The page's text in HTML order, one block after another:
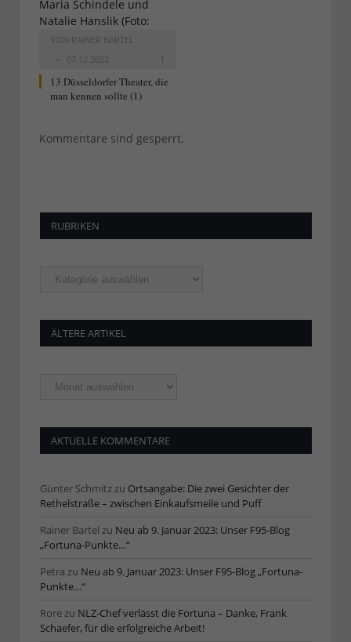
VON RAINER BARTEL
07.12.2022
1
13 Düsseldorfer Theater, die
man kennen sollte (1)
Kommentare sind gesperrt.
RUBRIKEN
Rubriken
ÄLTERE ARTIKEL
Ältere
Artikel
AKTUELLE KOMMENTARE
Günter Schmitzzu Ortsangabe: Die zwei Gesichter der
Rethelstraße – zwischen Einkaufsmeile und Puff
Rainer Bartel zu Neu ab 9. Januar 2023: Unser F95-Blog
„Fortuna-Punkte…“
Petra zu Neu ab 9. Januar 2023: Unser F95-Blog „Fortuna-
Punkte…“
Rorezu NLZ-Chef verlässt die Fortuna – Danke, Frank
Schaefer, für die erfolgreiche Arbeit!